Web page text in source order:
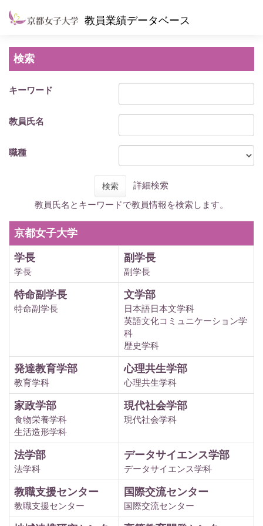
教員業績データベース
検索
キーワード
教員氏名
職種
検索
詳細検索
教員氏名とキーワードで教員情報を検索します。
京都女子大学
学長
学長
副学長
副学長
特命副学長
特命副学長
文学部
日本語日本文学科
英語文化コミュニケーション学
科
歴史学科
発達教育学部
教育学科
心理共生学部
心理共生学科
家政学部
食物栄養学科
生活造形学科
現代社会学部
現代社会学科
法学部
法学科
データサイエンス学部
データサイエンス学科
教職支援センター
教職支援センター
国際交流センター
国際交流センター